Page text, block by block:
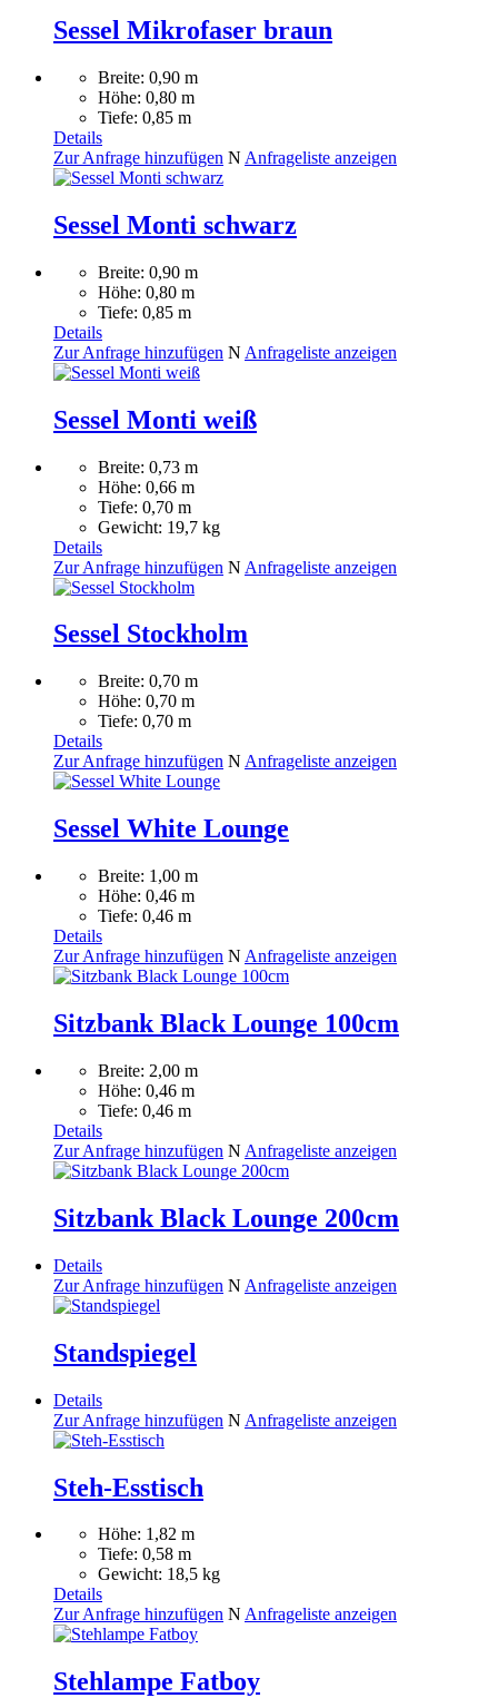
Sessel Mikrofaser braun
Breite: 0,90 m
Höhe: 0,80 m
Tiefe: 0,85 m
Details
Zur Anfrage hinzufügen N Anfrageliste anzeigen
Sessel Monti schwarz
Breite: 0,90 m
Höhe: 0,80 m
Tiefe: 0,85 m
Details
Zur Anfrage hinzufügen N Anfrageliste anzeigen
Sessel Monti weiß
Breite: 0,73 m
Höhe: 0,66 m
Tiefe: 0,70 m
Gewicht: 19,7 kg
Details
Zur Anfrage hinzufügen N Anfrageliste anzeigen
Sessel Stockholm
Breite: 0,70 m
Höhe: 0,70 m
Tiefe: 0,70 m
Details
Zur Anfrage hinzufügen N Anfrageliste anzeigen
Sessel White Lounge
Breite: 1,00 m
Höhe: 0,46 m
Tiefe: 0,46 m
Details
Zur Anfrage hinzufügen N Anfrageliste anzeigen
Sitzbank Black Lounge 100cm
Breite: 2,00 m
Höhe: 0,46 m
Tiefe: 0,46 m
Details
Zur Anfrage hinzufügen N Anfrageliste anzeigen
Sitzbank Black Lounge 200cm
Details
Zur Anfrage hinzufügen N Anfrageliste anzeigen
Standspiegel
Details
Zur Anfrage hinzufügen N Anfrageliste anzeigen
Steh-Esstisch
Höhe: 1,82 m
Tiefe: 0,58 m
Gewicht: 18,5 kg
Details
Zur Anfrage hinzufügen N Anfrageliste anzeigen
Stehlampe Fatboy